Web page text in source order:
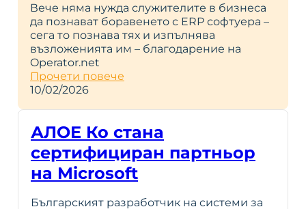
Вече няма нужда служителите в бизнеса
да познават боравенето с ERP софтуера –
сега то познава тях и изпълнява
възложенията им – благодарение на
Operator.net
Прочети повече
10/02/2026
АЛОЕ Ко стана
сертифициран партньор
на Microsoft
Българският разработчик на системи за